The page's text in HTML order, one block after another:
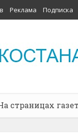
Реклама Подписка
страницах